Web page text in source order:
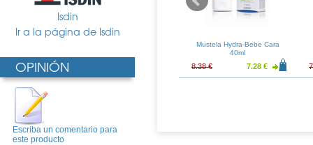
Isdin
Ir a la página de Isdin
OPINIÓN
Escriba un comentario para
este producto
15.08 €
Mustela Hydra-Bebe Cara
40ml
8.38 € 7.28 €